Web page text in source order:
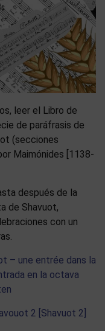
leer el Libro de
de paráfrasis de
(secciones
Maimónides [1138-
después de la
de Shavuot,
con un
– une entrée dans la
en la octava
2 [Shavuot 2]